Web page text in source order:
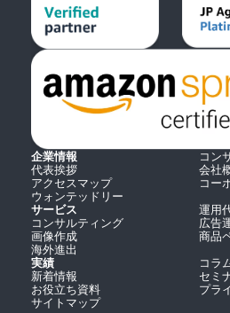
企業情報
コン
代表挨拶
会社
アクセスマップ
コー
ウォンテッドリー
サービス
運用
コンサルティング
広告
画像作成
商品
海外進出
実績
コラ
新着情報
セミ
お役立ち資料
プラ
サイトマップ